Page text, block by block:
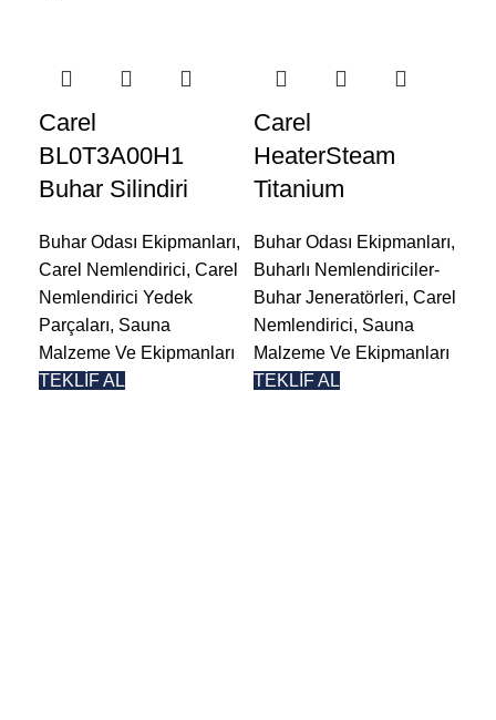
Carel
BL0T3A00H1
Buhar Silindiri
Buhar Odası Ekipmanları,
Carel Nemlendirici, Carel
Nemlendirici Yedek
Parçaları, Sauna
Malzeme Ve Ekipmanları
TEKLİF AL
Carel
HeaterSteam
Titanium
Buhar Odası Ekipmanları,
Buharlı Nemlendiriciler-
Buhar Jeneratörleri, Carel
Nemlendirici, Sauna
Malzeme Ve Ekipmanları
TEKLİF AL